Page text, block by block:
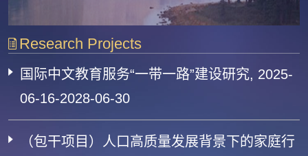
Research Projects
国际中文教育服务“一带一路”建设研究, 2025-
06-16-2028-06-30
（包干项目）人口高质量发展背景下的家庭行